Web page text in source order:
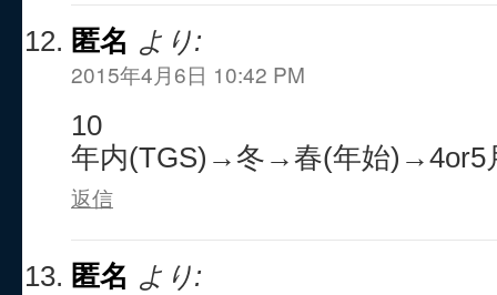
匿名 より:
2015年4月6日 10:42 PM
10
年内(TGS)→冬→春(年始)→4or5
返信
匿名 より: